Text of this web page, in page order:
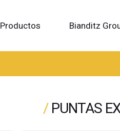
Productos Bianditz
/ PUNTAS